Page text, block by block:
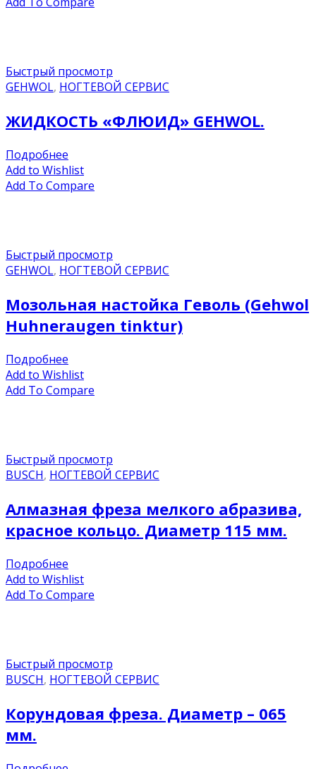
Быстрый просмотр
GEHWOL, НОГТЕВОЙ СЕРВИС
ЖИДКОСТЬ «ФЛЮИД» GEHWOL.
Подробнее
Add to Wishlist
Add To Compare
Быстрый просмотр
GEHWOL, НОГТЕВОЙ СЕРВИС
Мозольная настойка Геволь (Gehwol
Huhneraugen tinktur)
Подробнее
Add to Wishlist
Add To Compare
Быстрый просмотр
BUSCH, НОГТЕВОЙ СЕРВИС
Алмазная фреза мелкого абразива,
красное кольцо. Диаметр 115 мм.
Подробнее
Add to Wishlist
Add To Compare
Быстрый просмотр
BUSCH, НОГТЕВОЙ СЕРВИС
Корундовая фреза. Диаметр – 065
мм.